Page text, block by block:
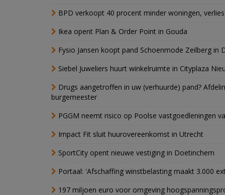
BPD verkoopt 40 procent minder woningen,
Ikea opent Plan & Order Point in Gouda
Fysio Jansen koopt pand Schoenmode Zeilberg in
Siebel Juweliers huurt winkelruimte in Cityplaza
Drugs aangetroffen in uw (verhuurde) pand?
burgemeester
PGGM neemt risico op Poolse vastgoedleningen
Impact Fit sluit huurovereenkomst in Utrecht
SportCity opent nieuwe vestiging in Doetinchem
Portaal: 'Afschaffing winstbelasting maakt 3.000
197 miljoen euro voor omgeving